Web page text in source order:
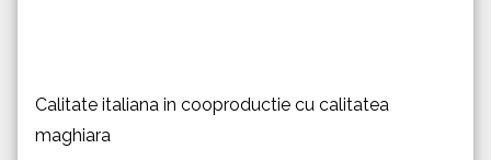
Calitate italiana in cooproductie cu calitatea
maghiara